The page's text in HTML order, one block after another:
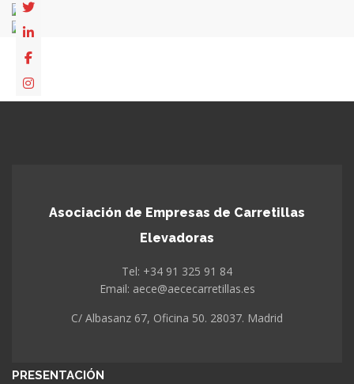
Asociación de Empresas de Carretillas
Elevadoras
Tel: +34 91 325 91 84
Email: aece@aececarretillas.es
C/ Albasanz 67, Oficina 50. 28037. Madrid
PRESENTACIÓN